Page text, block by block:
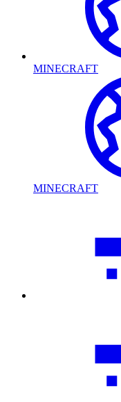
MINECRAFT
MINECRAFT